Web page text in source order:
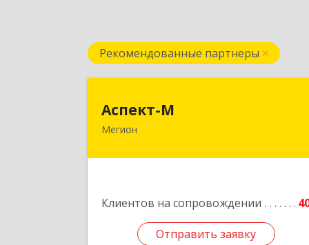
Рекомендованные партнеры
Аспект-М
Мегион
Клиентов на сопровождении
Отправить заявку
Отправить заявку